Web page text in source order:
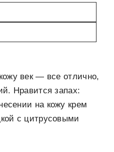
век — все отлично,
Нравится запах:
на кожу крем
с цитрусовыми